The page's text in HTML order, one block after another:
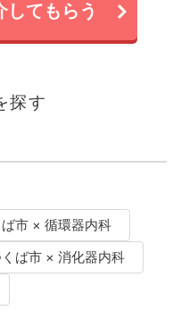
してもらう
探す
市 × 循環器内科
ば市 × 消化器内科